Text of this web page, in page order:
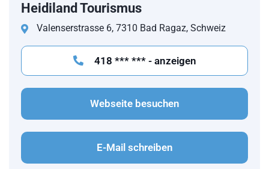
Heidiland Tourismus
Valenserstrasse 6, 7310 Bad Ragaz, Schweiz
418 *** *** - anzeigen
Webseite besuchen
E-Mail schreiben